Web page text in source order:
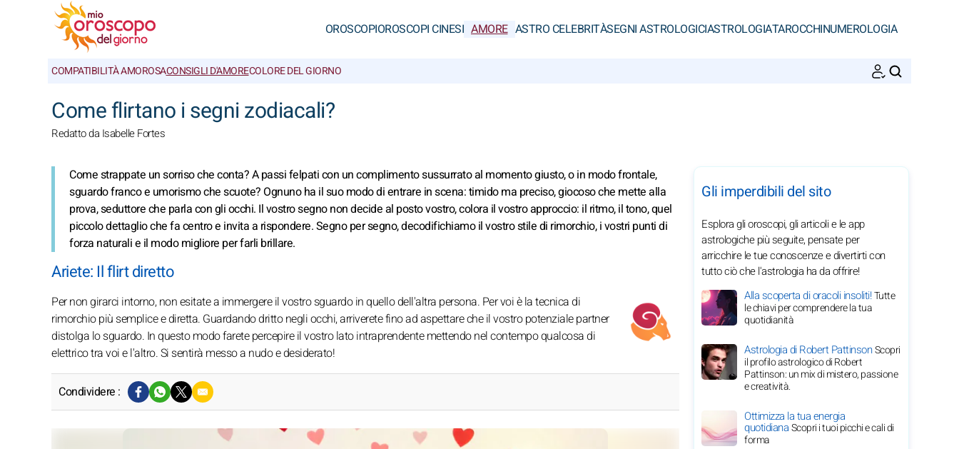
OROSCOPIOROSCOPI CINESI AMORE ASTRO CELEBRITÀSEGNI ASTROLOGICIASTROLOGIATAROCCHINUMEROLOGIA
COMPATIBILITÀ AMOROSACONSIGLI D'AMORECOLORE DEL GIORNO
Come flirtano i segni zodiacali?
Redatto da Isabelle Fortes
Come strappate un sorriso che conta? A passi felpati con un complimento sussurrato al momento giusto, o in modo frontale,
sguardo franco e umorismo che scuote? Ognuno ha il suo modo di entrare in scena: timido ma preciso, giocoso che mette alla
prova, seduttore che parla con gli occhi. Il vostro segno non decide al posto vostro, colora il vostro approccio: il ritmo, il tono, quel
piccolo dettaglio che fa centro e invita a rispondere. Segno per segno, decodifichiamo il vostro stile di rimorchio, i vostri punti di
forza naturali e il modo migliore per farli brillare.
Ariete: Il flirt diretto
Per non girarci intorno, non esitate a immergere il vostro sguardo in quello dell'altra persona. Per voi è la tecnica di
rimorchio più semplice e diretta. Guardando dritto negli occhi, arriverete fino ad aspettare che il vostro potenziale partner
distolga lo sguardo. In questo modo farete percepire il vostro lato intraprendente mettendo nel contempo qualcosa di
elettrico tra voi e l'altro. Si sentirà messo a nudo e desiderato!
Condividere :
Gli imperdibili del sito
Esplora gli oroscopi, gli articoli e le app
astrologiche più seguite, pensate per
arricchire le tue conoscenze e divertirti con
tutto ciò che l'astrologia ha da offrire!
Alla scoperta di oracoli insoliti!Tutte
le chiavi per comprendere la tua
quotidianità
Astrologia di Robert PattinsonScopri
il profilo astrologico di Robert
Pattinson: un mix di mistero, passione
e creatività.
Ottimizza la tua energia
quotidianaScopri i tuoi picchi e cali di
forma